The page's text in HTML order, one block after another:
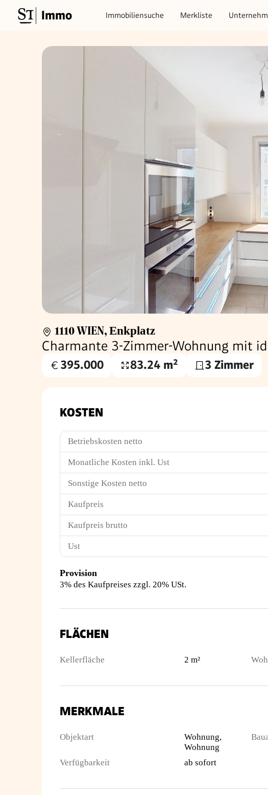
Immo Immobiliensuche Merkliste
1110 WIEN, Enkplatz
Charmante 3-Zimmer-Wohnung mit
Kaufpreis
395.000
Wohnfläche
83.24 m² 3 Zimmer
KOSTEN
Betriebskosten netto
Monatliche Kosten inkl. Ust
Sonstige Kosten netto
Kaufpreis
Kaufpreis brutto
Ust
Provision
3% des Kaufpreises zzgl. 20% USt.
FLÄCHEN
Kellerfläche 2 m²
MERKMALE
Objektart
Wohnung,
Wohnung
Verfügbarkeit
ab sofort